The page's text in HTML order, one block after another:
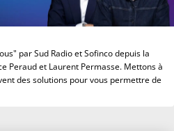
par Sud Radio et Sofinco depuis la
Peraud et Laurent Permasse. Mettons à
des solutions pour vous permettre de